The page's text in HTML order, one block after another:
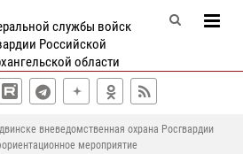
службы войск
Российской
области
вневедомственная охрана Росгвардии
мероприятие